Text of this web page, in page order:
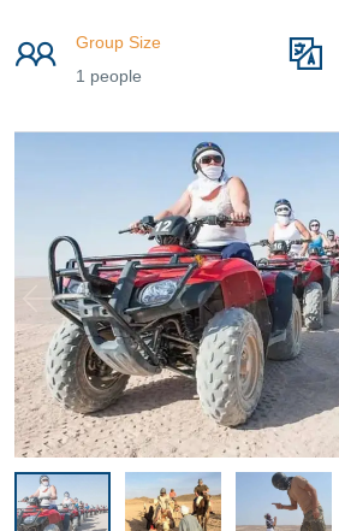
Group Size
1 people